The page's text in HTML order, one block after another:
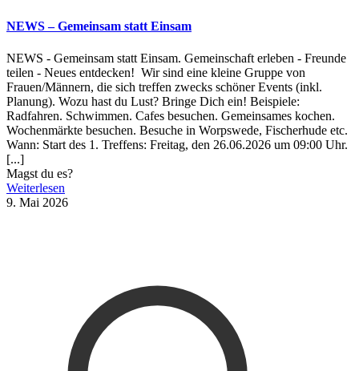
NEWS – Gemeinsam statt Einsam
NEWS - Gemeinsam statt Einsam. Gemeinschaft erleben - Freunde
teilen - Neues entdecken! Wir sind eine kleine Gruppe von
Frauen/Männern, die sich treffen zwecks schöner Events (inkl.
Planung). Wozu hast du Lust? Bringe Dich ein! Beispiele:
Radfahren. Schwimmen. Cafes besuchen. Gemeinsames kochen.
Wochenmärkte besuchen. Besuche in Worpswede, Fischerhude etc.
Wann: Start des 1. Treffens: Freitag, den 26.06.2026 um 09:00 Uhr.
[...]
Magst du es?
Weiterlesen
9. Mai 2026